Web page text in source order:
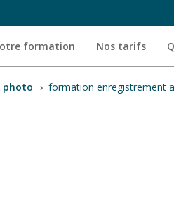
formation Nos tarifs
photo › formation enregistrement